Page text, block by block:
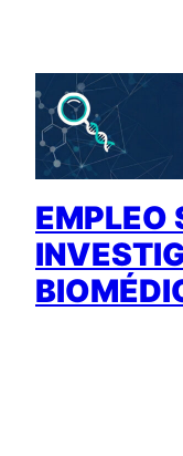
contenido
EMPLEO